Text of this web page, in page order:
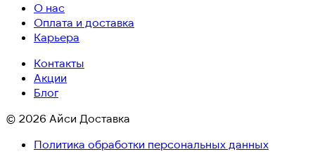
О нас
Оплата и доставка
Карьера
Контакты
Акции
Блог
© 2026 Айси Доставка
Политика обработки персональных данных